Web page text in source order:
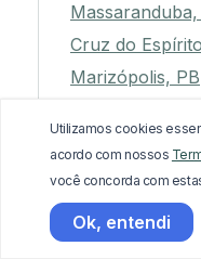
Massaranduba,
Cruz do
Marizópolis, PB
Pedra Lavrada,
São José de
Cajazeirinhas, PB
Utilizamos cookies
acordo com nossos
você concorda com
Ok, entendi